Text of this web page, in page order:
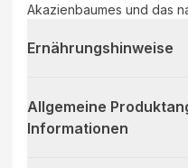
Akazienbaumes und das
unterstützt wird. Die
Ernährungshinweise
Allgemeine
Informationen